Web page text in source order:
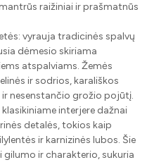
raižiniai ir prašmatnūs
vyrauja tradicinės spalvų
dėmesio skiriama
atspalviams. Žemės
ir sodrios, karališkos
nesenstančio grožio pojūtį.
interjere dažnai
detalės, tokios kaip
ir karnizinės lubos. Šie
gilumo ir charakterio, sukuria